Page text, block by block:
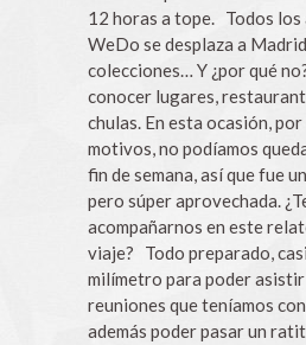
12 horas a tope. Todos los
WeDo se desplaza a
colecciones… Y ¿por qué
conocer lugares,
chulas. En esta ocasión,
motivos, no podíamos
fin de semana, así que fue
pero súper aprovechada.
acompañarnos en este
viaje? Todo preparado,
milímetro para poder
reuniones que teníamos
además poder pasar un